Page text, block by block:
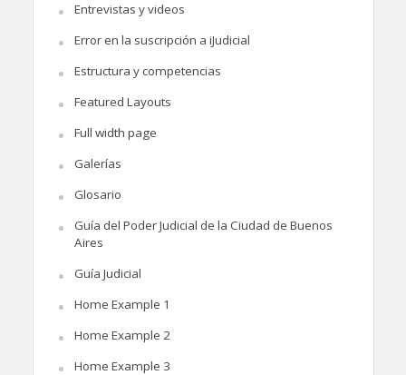
Entrevistas y videos
Error en la suscripción a iJudicial
Estructura y competencias
Featured Layouts
Full width page
Galerías
Glosario
Guía del Poder Judicial de la Ciudad de Buenos
Aires
Guía Judicial
Home Example 1
Home Example 2
Home Example 3